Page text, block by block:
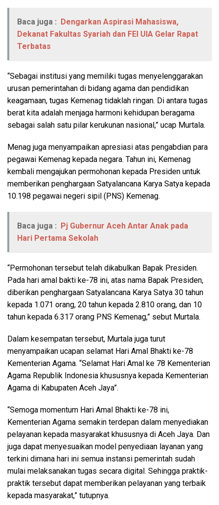
Baca juga :
Dengarkan Aspirasi Mahasiswa,
Dekanat Fakultas Syariah dan FEI UIA Gelar Rapat
Terbatas
“Sebagai institusi yang memiliki tugas menyelenggarakan
urusan pemerintahan di bidang agama dan pendidikan
keagamaan, tugas Kemenag tidaklah ringan. Di antara tugas
berat kita adalah menjaga harmoni kehidupan beragama
sebagai salah satu pilar kerukunan nasional,” ucap Murtala.
Menag juga menyampaikan apresiasi atas pengabdian para
pegawai Kemenag kepada negara. Tahun ini, Kemenag
kembali mengajukan permohonan kepada Presiden untuk
memberikan penghargaan Satyalancana Karya Satya kepada
10.198 pegawai negeri sipil (PNS) Kemenag.
Baca juga :
Pj Gubernur Aceh Antar Anak pada
Hari Pertama Sekolah
“Permohonan tersebut telah dikabulkan Bapak Presiden.
Pada hari amal bakti ke-78 ini, atas nama Bapak Presiden,
diberikan penghargaan Satyalancana Karya Satya 30 tahun
kepada 1.071 orang, 20 tahun kepada 2.810 orang, dan 10
tahun kepada 6.317 orang PNS Kemenag,” sebut Murtala.
Dalam kesempatan tersebut, Murtala juga turut
menyampaikan ucapan selamat Hari Amal Bhakti ke-78
Kementerian Agama. “Selamat Hari Amal ke 78 Kementerian
Agama Republik Indonesia khususnya kepada Kementerian
Agama di Kabupaten Aceh Jaya”.
“Semoga momentum Hari Amal Bhakti ke-78 ini,
Kementerian Agama semakin terdepan dalam menyediakan
pelayanan kepada masyarakat khususnya di Aceh Jaya. Dan
juga dapat menyesuaikan model penyediaan layanan yang
terkini dimana hari ini semua instansi pemerintah sudah
mulai melaksanakan tugas secara digital. Sehingga praktik-
praktik tersebut dapat memberikan pelayanan yang terbaik
kepada masyarakat,” tutupnya.